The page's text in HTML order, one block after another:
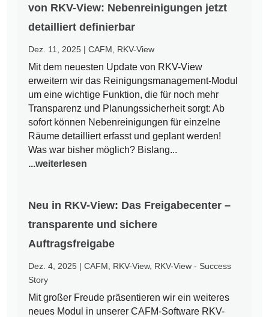
von RKV-View: Nebenreinigungen jetzt
detailliert definierbar
Dez. 11, 2025 |CAFM RKV-View
Mit dem neuesten Update von RKV-View
erweitern wir das Reinigungsmanagement-Modul
um eine wichtige Funktion, die für noch mehr
Transparenz und Planungssicherheit sorgt: Ab
sofort können Nebenreinigungen für einzelne
Räume detailliert erfasst und geplant werden!
Was war bisher möglich? Bislang...
...weiterlesen
Neu in RKV-View: Das Freigabecenter –
transparente und sichere
Auftragsfreigabe
Dez. 4, 2025 |CAFM RKV-View, RKV-View - Success
Story
Mit großer Freude präsentieren wir ein weiteres
neues Modul in unserer CAFM-Software RKV-